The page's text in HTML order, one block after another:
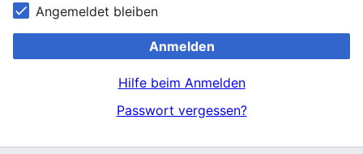
Angemeldet bleiben
Anmelden
Hilfe beim Anmelden
Passwort vergessen?